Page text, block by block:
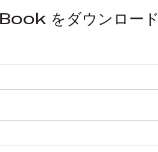
をダウンロード